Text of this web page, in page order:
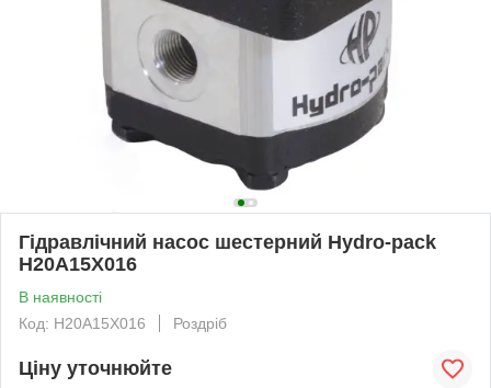
Гідравлічний насос шестерний Hydro-pack
H20A15X016
В наявності
Код: H20A15X016
Роздріб
Ціну уточнюйте